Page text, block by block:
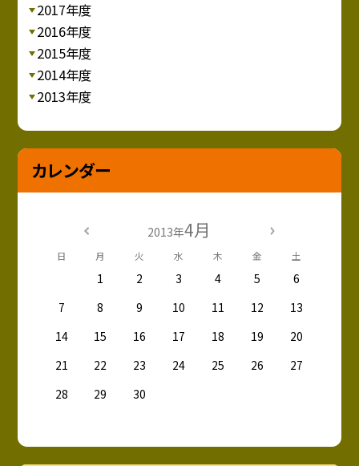
2017年度
2016年度
2015年度
2014年度
2013年度
カレンダー
2013年4月
日 月 火 水 木 金 土
1 2 3 4 5
6
7
8 9 10 11 12
13
14
15 16 17 18 19
20
21
22 23 24 25 26
27
28
29 30